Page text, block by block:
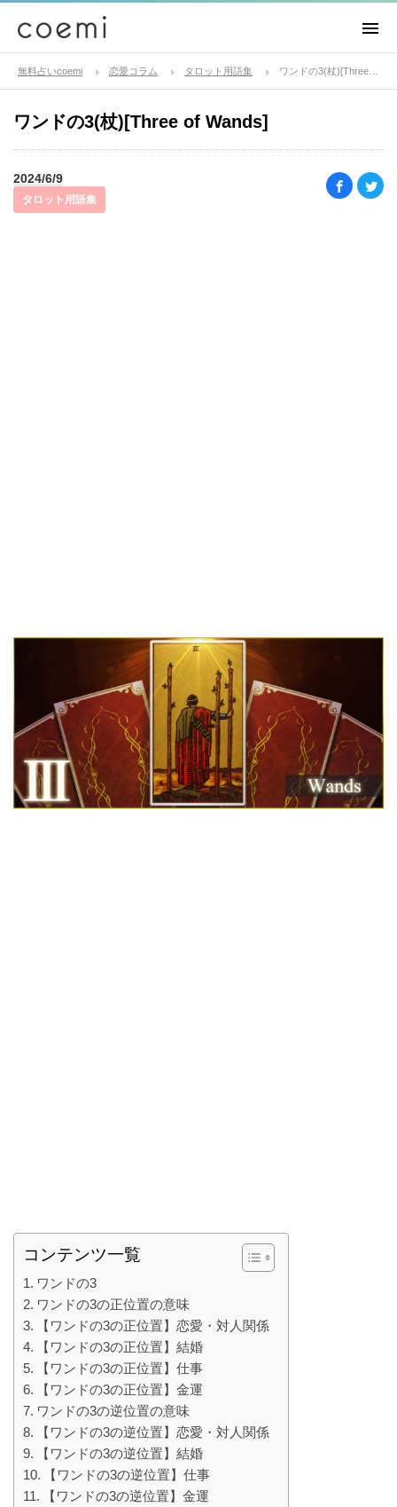
無料占いcoemi 恋愛コラム タロット用語集
ワンドの3(杖)[Three of Wands]
2024/6/9
タロット用語集
コンテンツ一覧
ワンドの3
ワンドの3の正位置の意味
【ワンドの3の正位置】恋愛・対人関係
【ワンドの3の正位置】結婚
【ワンドの3の正位置】仕事
【ワンドの3の正位置】金運
ワンドの3の逆位置の意味
【ワンドの3の逆位置】恋愛・対人関係
【ワンドの3の逆位置】結婚
【ワンドの3の逆位置】仕事
【ワンドの3の逆位置】金運